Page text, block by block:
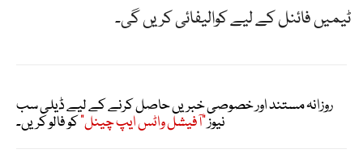
ٹیمیں فائنل کے لیے کوالیفائی کریں گی۔
روزانہ مستند اور خصوصی خبریں حاصل کرنے کے لیے ڈیلی سب
نیوز"آفیشل واٹس ایپ چینل"کو فالو کریں۔